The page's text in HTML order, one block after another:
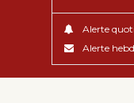
Alerte
Alerte